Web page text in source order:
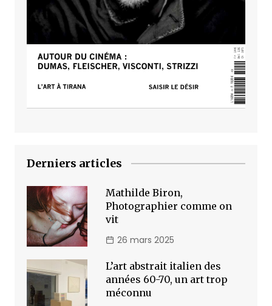
Derniers articles
Mathilde Biron,
Photographier comme on
vit
26 mars 2025
L’art abstrait italien des
années 60-70, un art trop
méconnu